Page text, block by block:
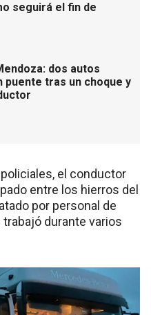
seguirá el fin de
dos autos
puente tras un choque y
el conductor
entre los hierros del
por personal de
durante varios